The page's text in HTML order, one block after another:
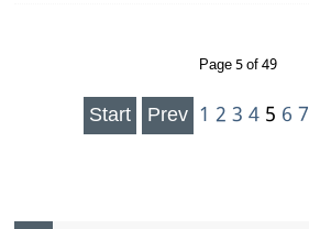
Page 5 of 49
Start Prev 1 2 3 4 5 6 7